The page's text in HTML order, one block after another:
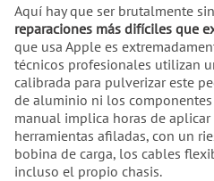
Aquí hay que ser brutalmente
reparaciones más difíciles que
que usa Apple es
técnicos profesionales utilizan
calibrada para pulverizar este
de aluminio ni los componentes
manual implica horas de aplicar
herramientas afiladas, con un
bobina de carga, los cables
incluso el propio chasis.